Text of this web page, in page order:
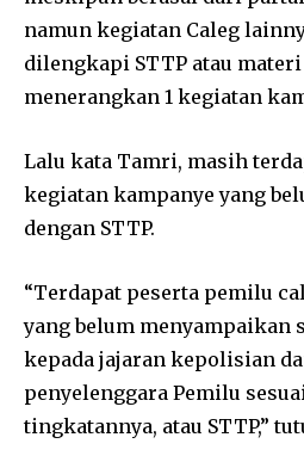
namun kegiatan Caleg
dilengkapi STTP atau materi
menerangkan 1 kegiatan
Lalu kata Tamri, masih
kegiatan kampanye yang
dengan STTP.
“Terdapat peserta pemilu
yang belum menyampaikan
kepada jajaran kepolisian
penyelenggara Pemilu
tingkatannya, atau STTP,”